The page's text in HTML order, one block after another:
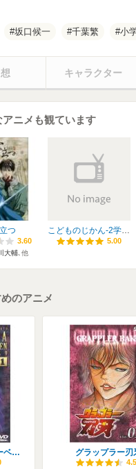
坂口候一 千葉繁 小
キャラクター
ニメも観ています
つ
3.60
3.60
大輔､他
こどものじかん-2学期 OVA
5.00
5.00
のアニメ
ハーロック・サーガ ニーベルングの指環 グラップラー刃